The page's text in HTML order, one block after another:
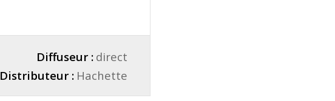
Diffuseur : direct
Distributeur : Hachette